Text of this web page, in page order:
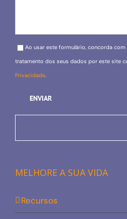
Please leave this field empty.
Ao usar este formulário, concorda com
tratamento dos seus dados por este site
Privacidade.
MELHORE A SUA VIDA
Recursos